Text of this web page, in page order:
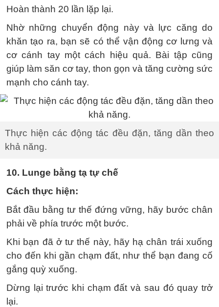
Hoàn thành 20 lần lặp lại.
Nhờ những chuyển động này và lực căng do
khăn tạo ra, bạn sẽ có thể vận động cơ lưng và
cơ cánh tay một cách hiệu quả. Bài tập cũng
giúp làm săn cơ tay, thon gọn và tăng cường sức
mạnh cho cánh tay.
Thực hiện các động tác đều đặn, tăng dần theo
khả năng.
10. Lunge bằng tạ tự chế
Cách thực hiện:
Bắt đầu bằng tư thế đứng vững, hãy bước chân
phải về phía trước một bước.
Khi bạn đã ở tư thế này, hãy hạ chân trái xuống
cho đến khi gần chạm đất, như thể bạn đang cố
gắng quỳ xuống.
Dừng lại trước khi chạm đất và sau đó quay trở
lại.